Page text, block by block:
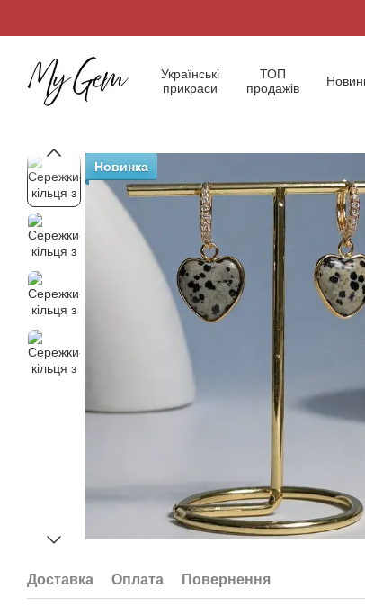
Українські
прикраси
ТОП
продажів
Новинка
Доставка Оплата Повернення